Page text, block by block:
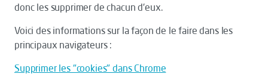
donc les supprimer de chacun d'eux.
Voici des informations sur la façon de le faire dans les
principaux navigateurs :
Supprimer les "cookies" dans Chrome